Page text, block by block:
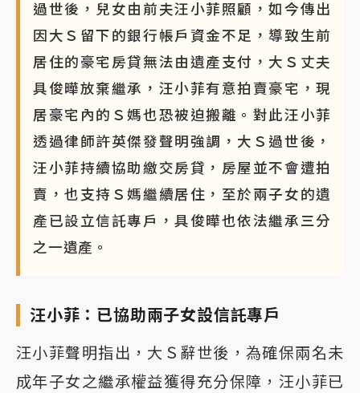
過世後，兒女由前夫汪小菲照顧，如今傳出
因大Ｓ留下的銀行帳戶資金不足，導致生前
居住的豪宅房貸無法由遺產支付，大Ｓ丈夫
具俊曄放棄繼承，汪小菲有意拍賣豪宅，現
居豪宅內的Ｓ媽也恐被迫搬離。對此汪小菲
透過律師許英傑發聲明強調，大Ｓ過世後，
汪小菲持續協助繳交房貸，房屋並不會遭拍
賣，也支持Ｓ媽繼續居住，至於兩子女的遺
產已設立信託專戶，具俊曄也依法繼承三分
之一遺產。
汪小菲：已協助兩子女設信託專戶
汪小菲聲明指出，大Ｓ辭世後，為確保兩名未
成年子女之繼承權益獲得充分保障，汪小菲已